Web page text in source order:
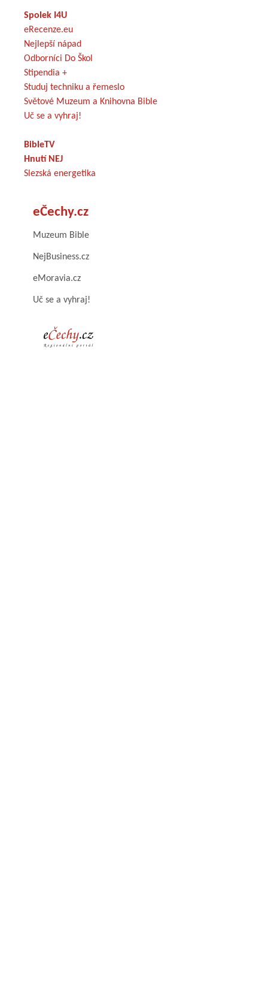
Spolek I4U
eRecenze.eu
Nejlepší nápad
Odborníci Do Škol
Stipendia +
Studuj techniku a řemeslo
Světové Muzeum a Knihovna Bible
Uč se a vyhraj!
BibleTV
Hnutí NEJ
Slezská energetika
eČechy.cz
Muzeum Bible
NejBusiness.cz
eMoravia.cz
Uč se a vyhraj!